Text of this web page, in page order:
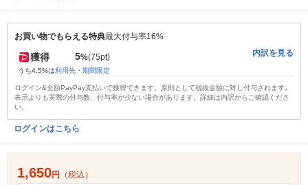
お買い物でもらえる特典最大付与率16%
獲得 5%(75pt)
うち4.5%は利用先・期間限定
内訳を見る
ログイン&全額PayPay支払いで獲得できます。原則として税抜金額に対し付与されます。
表示よりも実際の付与数、付与率が少ない場合があります。詳細は内訳からご確認くださ
い。
ログインはこちら
1,650円 （税込）